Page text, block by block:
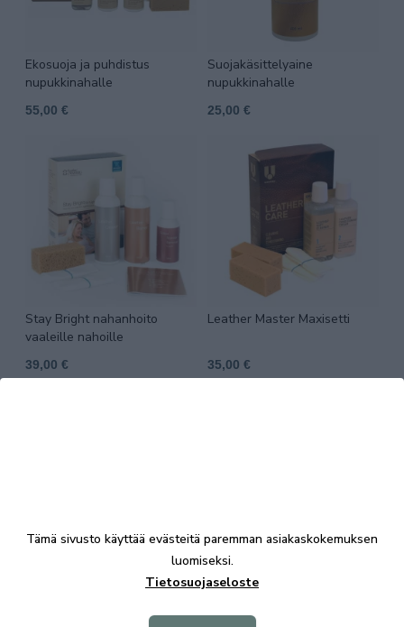
Ekosuoja ja puhdistus
nupukkinahalle
55,00 €
Suojakäsittelyaine
nupukkinahalle
25,00 €
Stay Bright nahanhoito
vaaleille nahoille
39,00 €
Leather Master Maxisetti
35,00 €
KALUSTE ÅKE NIEMI OY
Tämä sivusto käyttää evästeitä paremman asiakaskokemuksen
luomiseksi.
Tietosuojaseloste